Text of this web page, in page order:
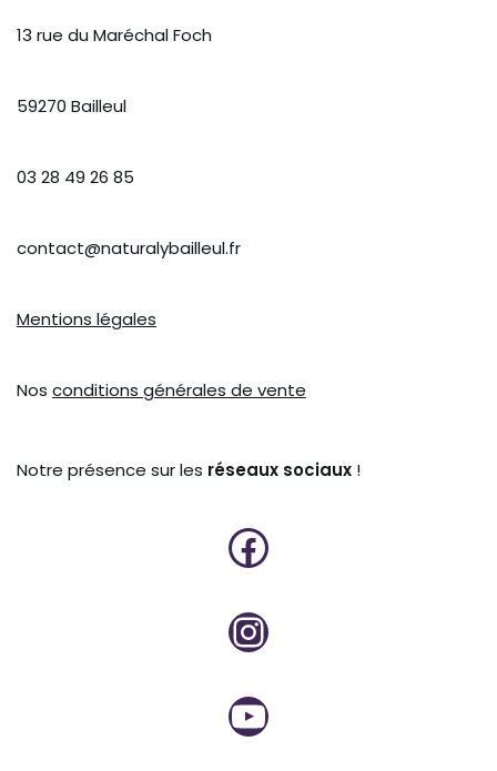
13 rue du Maréchal Foch
59270 Bailleul
03 28 49 26 85
contact@naturalybailleul.fr
Mentions légales
Nos conditions générales de vente
Notre présence sur les réseaux sociaux !